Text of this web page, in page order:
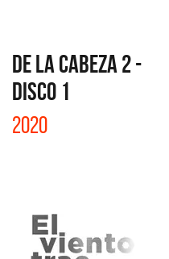
DE LA CABEZA 2 -
DISCO 1
2020